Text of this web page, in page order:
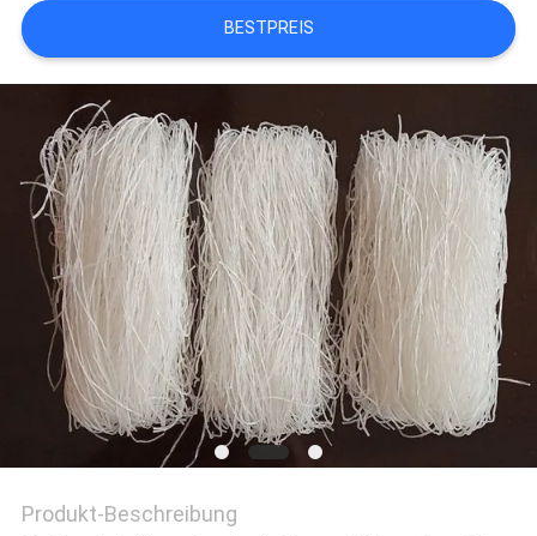
ZITAT
SITEMAP
PRIVACY
POLICY
BESTPREIS
Produkt-Beschreibung